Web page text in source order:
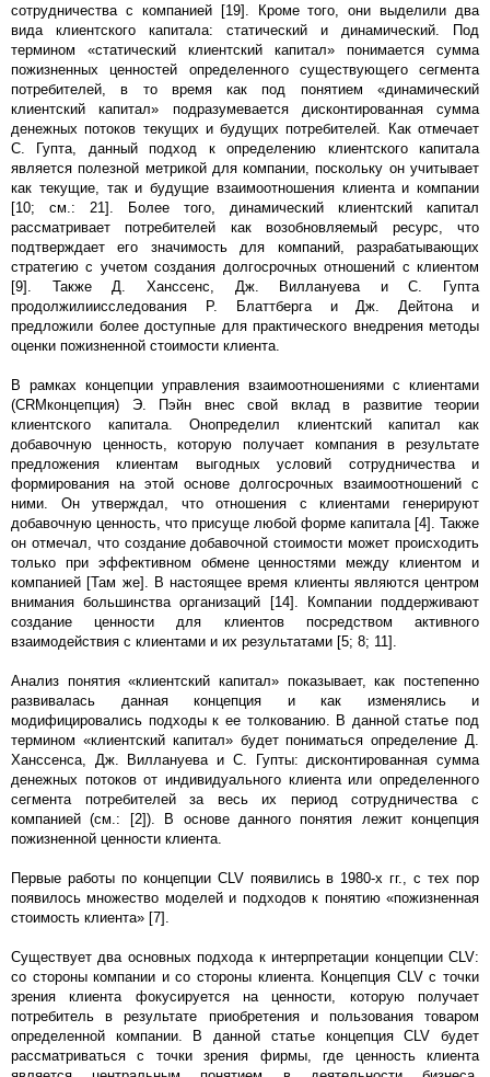
сотрудничества с компанией [19]. Кроме того, они выделили два
вида клиентского капитала: статический и динамический. Под
термином «статический клиентский капитал» понимается сумма
пожизненных ценностей определенного существующего сегмента
потребителей, в то время как под понятием «динамический
клиентский капитал» подразумевается дисконтированная сумма
денежных потоков текущих и будущих потребителей. Как отмечает
С. Гупта, данный подход к определению клиентского капитала
является полезной метрикой для компании, поскольку он учитывает
как текущие, так и будущие взаимоотношения клиента и компании
[10; см.: 21]. Более того, динамический клиентский капитал
рассматривает потребителей как возобновляемый ресурс, что
подтверждает его значимость для компаний, разрабатывающих
стратегию с учетом создания долгосрочных отношений с клиентом
[9]. Также Д. Ханссенс, Дж. Виллануева и С. Гупта
продолжилиисследования Р. Блаттберга и Дж. Дейтона и
предложили более доступные для практического внедрения методы
оценки пожизненной стоимости клиента.
В рамках концепции управления взаимоотношениями с клиентами
(CRMконцепция) Э. Пэйн внес свой вклад в развитие теории
клиентского капитала. Онопределил клиентский капитал как
добавочную ценность, которую получает компания в результате
предложения клиентам выгодных условий сотрудничества и
формирования на этой основе долгосрочных взаимоотношений с
ними. Он утверждал, что отношения с клиентами генерируют
добавочную ценность, что присуще любой форме капитала [4]. Также
он отмечал, что создание добавочной стоимости может происходить
только при эффективном обмене ценностями между клиентом и
компанией [Там же]. В настоящее время клиенты являются центром
внимания большинства организаций [14]. Компании поддерживают
создание ценности для клиентов посредством активного
взаимодействия с клиентами и их результатами [5; 8; 11].
Анализ понятия «клиентский капитал» показывает, как постепенно
развивалась данная концепция и как изменялись и
модифицировались подходы к ее толкованию. В данной статье под
термином «клиентский капитал» будет пониматься определение Д.
Ханссенса, Дж. Виллануева и С. Гупты: дисконтированная сумма
денежных потоков от индивидуального клиента или определенного
сегмента потребителей за весь их период сотрудничества с
компанией (см.: [2]). В основе данного понятия лежит концепция
пожизненной ценности клиента.
Первые работы по концепции CLV появились в 1980-х гг., с тех пор
появилось множество моделей и подходов к понятию «пожизненная
стоимость клиента» [7].
Существует два основных подхода к интерпретации концепции CLV:
со стороны компании и со стороны клиента. Концепция CLV с точки
зрения клиента фокусируется на ценности, которую получает
потребитель в результате приобретения и пользования товаром
определенной компании. В данной статье концепция CLV будет
рассматриваться с точки зрения фирмы, где ценность клиента